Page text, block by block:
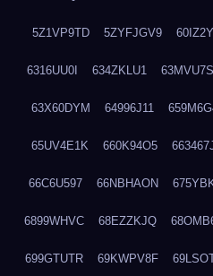
5Z1VP9TD 5ZYFJGV9
6316UU0I 634ZKLU1
63X60DYM 64996J11
65UV4E1K 660K94O5
66C6U597 66NBHAON
6899WHVC 68EZZKJQ
699GTUTR 69KWPV8F